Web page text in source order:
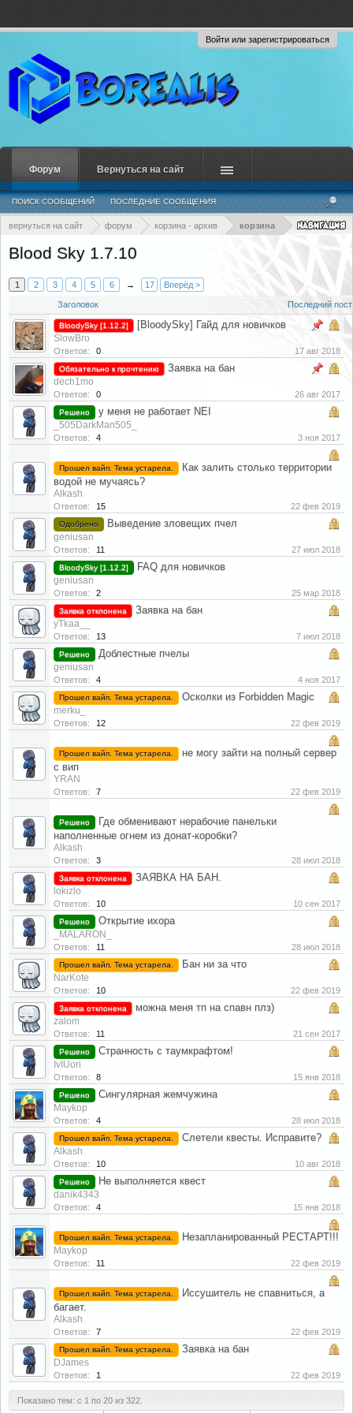
Войти или зарегистрироваться
вернуться на сайт форум корзина - архив корзина
Blood Sky 1.7.10
1 2 3 4 5 6 → 17 Вперёд >
Заголовок Последний пост
BloodySky [1.12.2] [BloodySky] Гайд для новичков
SlowBro
Ответов: 0 17 авг 2018
Обязательно к прочтению Заявка на бан
dech1mo
Ответов: 0 26 авг 2017
Решено у меня не работает NEI
_505DarkMan505_
Ответов: 4 3 ноя 2017
Прошел вайп. Тема устарела.
Как залить столько территории
водой не мучаясь?
Alkash
Ответов: 15 22 фев 2019
Одобрено Выведение зловещих пчел
geniusan
Ответов: 11 27 июл 2018
BloodySky [1.12.2] FAQ для новичков
geniusan
Ответов: 2 25 мар 2018
Заявка отклонена Заявка на бан
yTkaa__
Ответов: 13 7 июл 2018
Решено Доблестные пчелы
geniusan
Ответов: 4 4 ноя 2017
Прошел вайп. Тема устарела. Осколки из Forbidden Magic
merku_
Ответов: 12 22 фев 2019
Прошел вайп. Тема устарела.
не могу зайти на полный сервер
с вип
YRAN
Ответов: 7 22 фев 2019
Решено
Где обменивают нерабочие панельки
наполненные огнем из донат-коробки?
Alkash
Ответов: 3 28 июл 2018
Заявка отклонена ЗАЯВКА НА БАН.
lokizlo
Ответов: 10 10 сен 2017
Решено Открытие ихора
_MALARON_
Ответов: 11 28 июл 2018
Прошел вайп. Тема устарела. Бан ни за что
NarKote
Ответов: 10 22 фев 2019
Заявка отклонена можна меня тп на спавн плз)
zalom
Ответов: 11 21 сен 2017
Решено Странность с таумкрафтом!
IvIUori
Ответов: 8 15 янв 2018
Решено Сингулярная жемчужина
Maykop
Ответов: 4 28 июл 2018
Прошел вайп. Тема устарела. Слетели квесты. Исправите?
Alkash
Ответов: 10 10 авг 2018
Решено Не выполняется квест
danik4343
Ответов: 4 15 янв 2018
Прошел вайп. Тема устарела. Незапланированный РЕСТАРТ!!!
Maykop
Ответов: 11 22 фев 2019
Прошел вайп. Тема устарела.
Иссушитель не спавниться, а
багает.
Alkash
Ответов: 7 22 фев 2019
Прошел вайп. Тема устарела. Заявка на бан
DJames
Ответов: 1 22 фев 2019
Показано тем: с 1 по 20 из 322.
Форум
ПОИСК СООБЩЕНИЙ ПОСЛЕДНИЕ СООБЩЕНИЯ
Вернуться на сайт